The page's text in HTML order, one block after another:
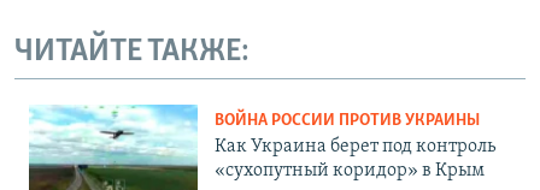
ЧИТАЙТЕ ТАКЖЕ:
ВОЙНА РОССИИ ПРОТИВ УКРАИНЫ
Как Украина берет под контроль
«сухопутный коридор» в Крым